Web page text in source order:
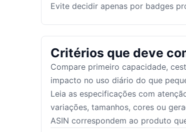
Evite decidir apenas por badges
Critérios que deve
Compare primeiro capacidade,
impacto no uso diário do que
Leia as especificações com
variações, tamanhos, cores ou
ASIN correspondem ao produto